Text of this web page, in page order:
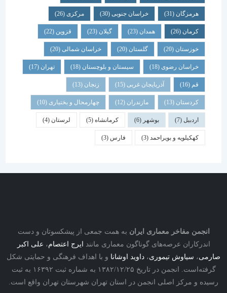
هرمزگان(31) خراسان جنوبی(30) مرکزی (26)
همدان گیلان قزوین
خوزستان(20) گلستان (20) خراسان شمالی(20)
خراسان رضوی(18) سیستان و بلوچستان(18) تهران
آذربایجان غربی(15) زنجان
کردستان(13) مازندران(12) چهارمحال و بختیاری (10)
بوشهر کرمانشاه(5) لرستان (4)
کهکیلویه و بویراحمد(3) فارس
مفاخر معماری ایرانبه همت جمعی از پیشکسوتان و دست
عرصه‌های گوناگون معماری مانندایرج اعتصام،علی اکبر
،سیاوش تیموری،داوید اوشانا و با اهداف فرهنگی و حمایتی شکل
گرفته‌است. انجمن در تاریخ ۱۳۸۲/۱۲/۲۵ به شماره ثبت ۱۶۳۹۲ به ثبت
و مرکز اصلی انجمن در استان تهران شهرستان تهران واقع است.